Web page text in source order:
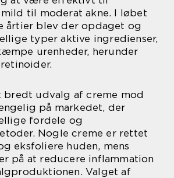
til moderat akne. I løbet
årtier blev der opdaget og
typer aktive ingredienser,
urenheder, herunder
bredt udvalg af creme mod
på markedet, der
fordele og
Nogle creme er rettet
eksfoliere huden, mens
på at reducere inflammation
Valget af